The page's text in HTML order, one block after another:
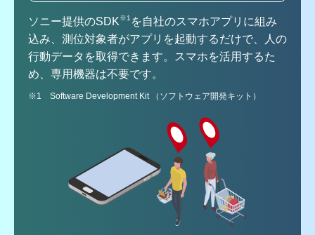
ソニー提供のSDK※1 を自社のスマホアプリに組み
込み、測位対象者がアプリを起動するだけで、人の
行動データを取得できます。スマホを活用するた
め、専用機器は不要です。
※1 Software Development Kit （ソフトウェア開発キット）